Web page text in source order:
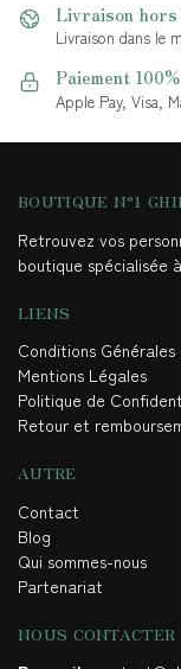
Livraison hors
Livraison dans le
Paiement
Apple Pay, Visa,
BOUTIQUE N°1
Retrouvez vos
boutique spécialisée
LIENS
Conditions
Mentions Légales
Politique de
Retour et
AUTRE
Contact
Blog
Qui sommes-nous
Partenariat
NOUS CONTACTER